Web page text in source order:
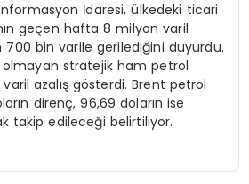
Enformasyon İdaresi, ülkedeki ticari
geçen hafta 8 milyon varil
700 bin varile gerilediğini duyurdu.
stratejik ham petrol
azalış gösterdi. Brent petrol
direnç, 96,69 doların ise
takip edileceği belirtiliyor.